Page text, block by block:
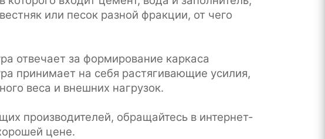
или песок разной фракции, от чего
отвечает за формирование каркаса
принимает на себя растягивающие усилия,
веса и внешних нагрузок.
производителей, обращайтесь в интернет-
цене.